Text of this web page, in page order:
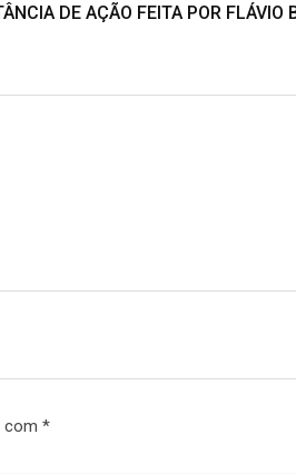
DE AÇÃO FEITA POR FLÁVIO
com *